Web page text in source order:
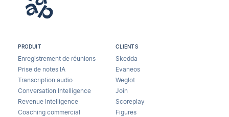
PRODUIT
Enregistrement de réunions
Prise de notes IA
Transcription audio
Conversation Intelligence
Revenue Intelligence
Coaching commercial
CLIENTS
Skedda
Evaneos
Weglot
Join
Scoreplay
Figures